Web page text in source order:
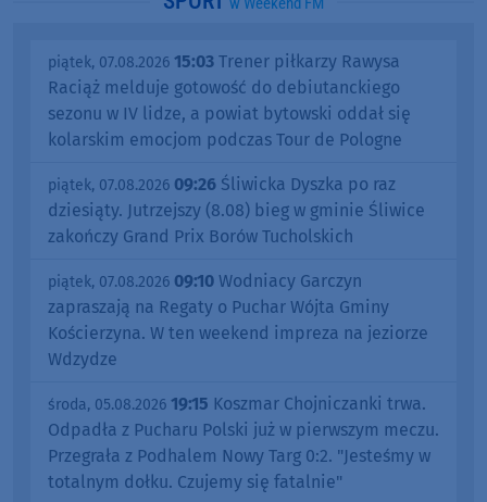
piątek, 07.08.2026 15:03 Trener piłkarzy Rawysa
Raciąż melduje gotowość do debiutanckiego
sezonu w IV lidze, a powiat bytowski oddał się
kolarskim emocjom podczas Tour de Pologne
piątek, 07.08.2026 09:26 Śliwicka Dyszka po raz
dziesiąty. Jutrzejszy (8.08) bieg w gminie Śliwice
zakończy Grand Prix Borów Tucholskich
piątek, 07.08.2026 09:10 Wodniacy Garczyn
zapraszają na Regaty o Puchar Wójta Gminy
Kościerzyna. W ten weekend impreza na jeziorze
Wdzydze
środa, 05.08.2026 19:15 Koszmar Chojniczanki trwa.
Odpadła z Pucharu Polski już w pierwszym meczu.
Przegrała z Podhalem Nowy Targ 0:2. "Jesteśmy w
totalnym dołku. Czujemy się fatalnie"